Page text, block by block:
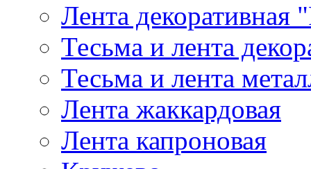
Лента декоративная
Тесьма и лента
Тесьма и лента
Лента жаккардовая
Лента капроновая